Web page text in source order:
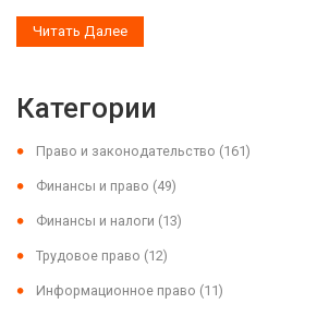
Читать Далее
Категории
Право и законодательство (161)
Финансы и право (49)
Финансы и налоги (13)
Трудовое право (12)
Информационное право (11)